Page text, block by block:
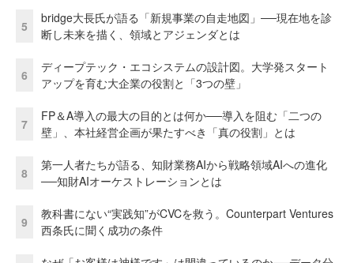
5
bridge大長氏が語る「新規事業の自走地図」──現在地を診
断し未来を描く、領域とアジェンダとは
6
ディープテック・エコシステムの設計図。大学発スタート
アップを育む大企業の役割と「3つの壁」
7
FP＆A導入の最大の目的とは何か──導入を阻む「二つの
壁」、本社経営企画が果たすべき「真の役割」とは
8
第一人者たちが語る、知財業務AIから戦略領域AIへの進化
──知財AIオーケストレーションとは
9
教科書にない“実践知”がCVCを救う。Counterpart Ventures
西条氏に聞く成功の条件